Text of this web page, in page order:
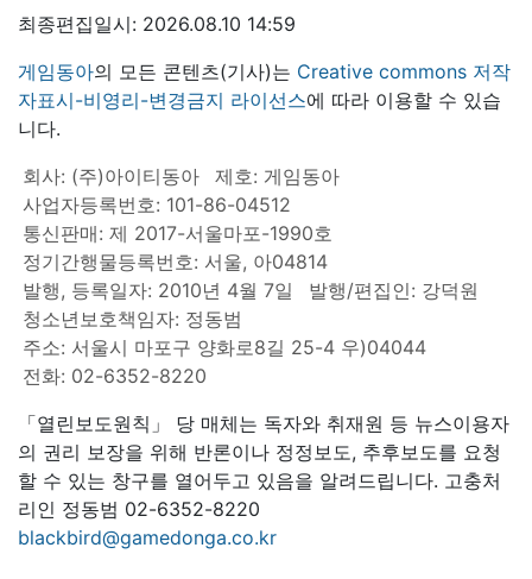
최종편집일시: 2026.08.10 14:59
게임동아의 모든 콘텐츠(기사)는 Creative commons 저작
자표시-비영리-변경금지 라이선스에 따라 이용할 수 있습
니다.
회사: (주)아이티동아
제호: 게임동아
사업자등록번호: 101-86-04512
통신판매: 제 2017-서울마포-1990호
정기간행물등록번호: 서울, 아04814
발행, 등록일자: 2010년 4월 7일
발행/편집인: 강덕원
청소년보호책임자: 정동범
주소: 서울시 마포구 양화로8길 25-4 우)04044
전화: 02-6352-8220
「열린보도원칙」 당 매체는 독자와 취재원 등 뉴스이용자
의 권리 보장을 위해 반론이나 정정보도, 추후보도를 요청
할 수 있는 창구를 열어두고 있음을 알려드립니다. 고충처
리인 정동범 02-6352-8220
blackbird@gamedonga.co.kr